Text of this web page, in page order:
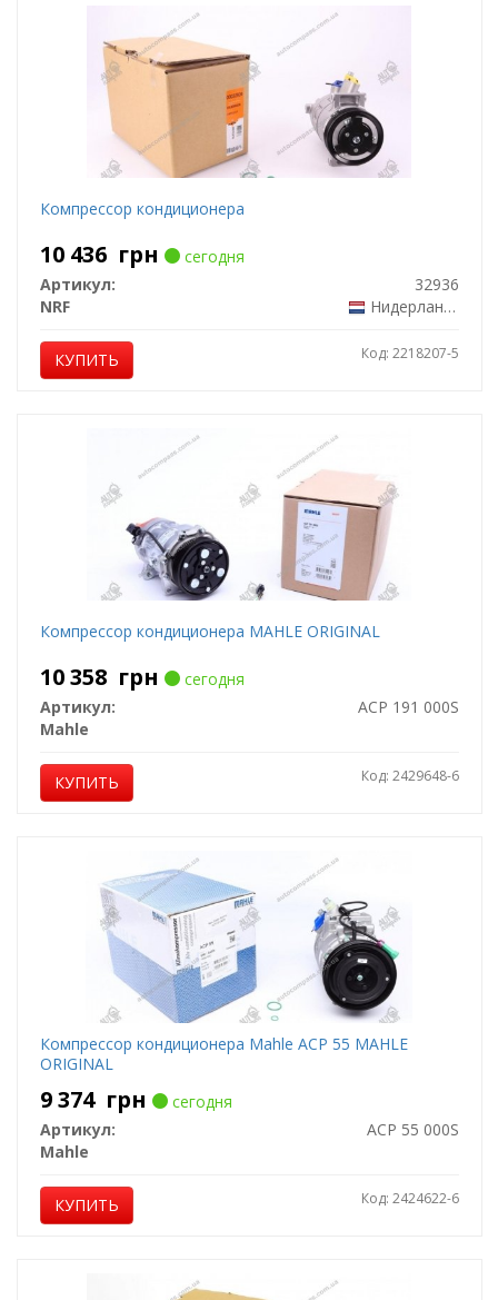
Компрессор кондиционера
10 436 грн
сегодня
Артикул:
32936
NRF
Нидерланды
КУПИТЬ Код: 2218207-5
Компрессор кондиционера MAHLE ORIGINAL
10 358 грн
сегодня
Артикул:
ACP 191 000S
Mahle
КУПИТЬ Код: 2429648-6
Компрессор кондиционера Mahle ACP 55 MAHLE
ORIGINAL
9 374 грн
сегодня
Артикул:
ACP 55 000S
Mahle
КУПИТЬ Код: 2424622-6